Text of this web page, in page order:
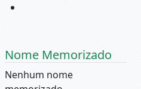
Nome Memorizado
Nenhum nome